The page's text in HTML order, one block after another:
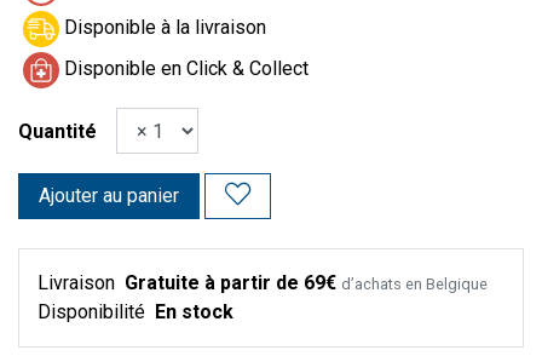
Disponible à la livraison
Disponible en Click & Collect
Quantité
Ajouter au panier
Livraison Gratuite à partir de 69€ d’achats en Belgique
Disponibilité En stock